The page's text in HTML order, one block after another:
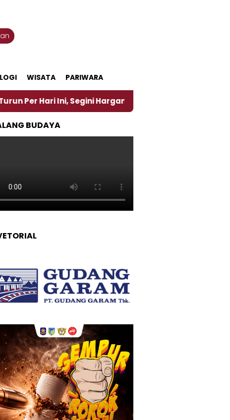
WISATA PARIWARA
Ini, Segini Harganya ‎Nasirun Maestro Lukis
BUDAYA